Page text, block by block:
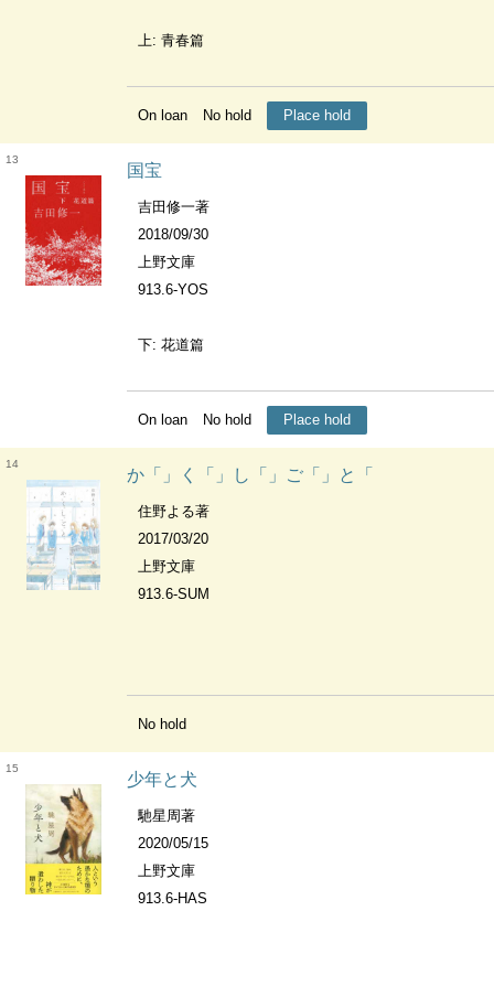
上: 青春篇
On loan No hold Place hold
13
国宝
吉田修一著
2018/09/30
上野文庫
913.6-YOS
下: 花道篇
On loan No hold Place hold
14
か「」く「」し「」ご「」と「
住野よる著
2017/03/20
上野文庫
913.6-SUM
No hold
15
少年と犬
馳星周著
2020/05/15
上野文庫
913.6-HAS